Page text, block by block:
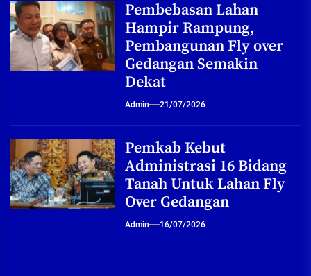
Pembebasan Lahan
Hampir Rampung,
Pembangunan Fly over
Gedangan Semakin
Dekat
Admin 21/07/2026
Pemkab Kebut
Administrasi 16 Bidang
Tanah Untuk Lahan Fly
Over Gedangan
Admin 16/07/2026